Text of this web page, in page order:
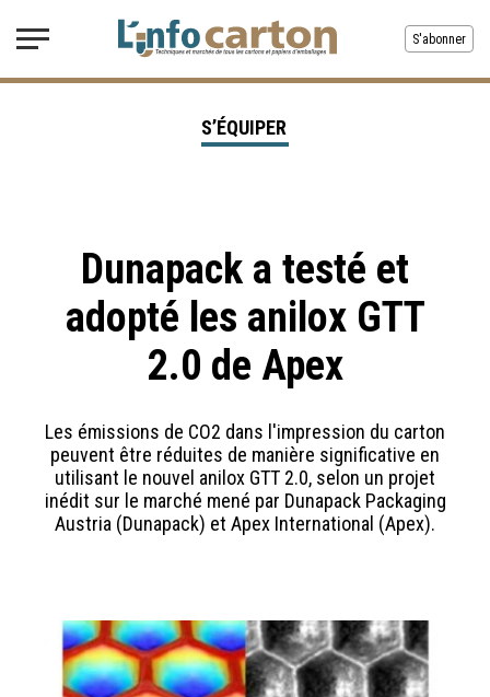
S'abonner
Dunapack a testé et
adopté les anilox GTT
2.0 de Apex
Les émissions de CO2 dans l'impression du carton
peuvent être réduites de manière significative en
utilisant le nouvel anilox GTT 2.0, selon un projet
inédit sur le marché mené par Dunapack Packaging
Austria (Dunapack) et Apex International (Apex).
S’ÉQUIPER